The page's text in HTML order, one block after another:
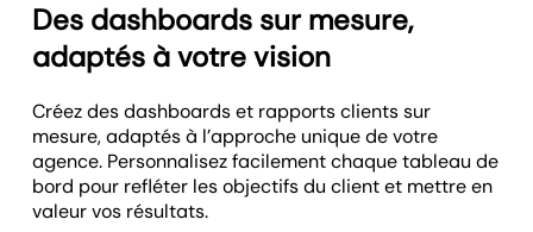
Des dashboards sur mesure,
adaptés à votre vision
Créez des dashboards et rapports clients sur
mesure, adaptés à l’approche unique de votre
agence. Personnalisez facilement chaque tableau de
bord pour refléter les objectifs du client et mettre en
valeur vos résultats.